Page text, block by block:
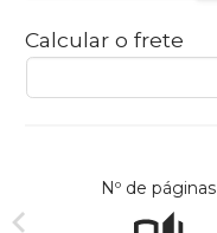
Calcular o frete
Nº de páginas